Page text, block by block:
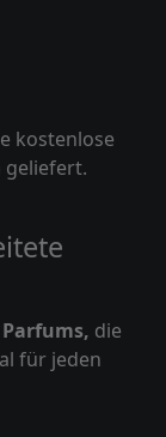
kostenlose
geliefert.
die
für jeden